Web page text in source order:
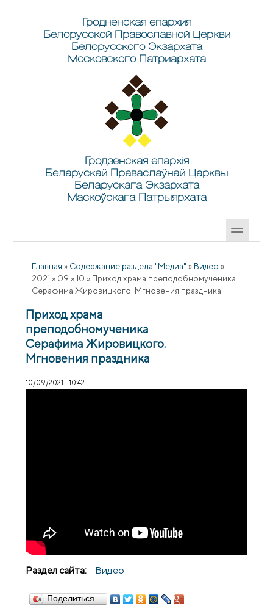
Гродненская епархия
Белорусской Православной Церкви
Белорусского Экзархата
Московского Патриархата
Гродзенская епархія
Беларускай Праваслаўнай Царквы
Беларускага Экзархата
Маскоўскага Патрыярхата
Главная » Содержание раздела "Медиа" » Видео »
2021 » 09 » 10 » Приход храма преподобномученика
Серафима Жировицкого. Мгновения праздника
Приход храма
преподобномученика
Серафима Жировицкого.
Мгновения праздника
10/09/2021 - 10:42
Раздел сайта: Видео
Поделиться…